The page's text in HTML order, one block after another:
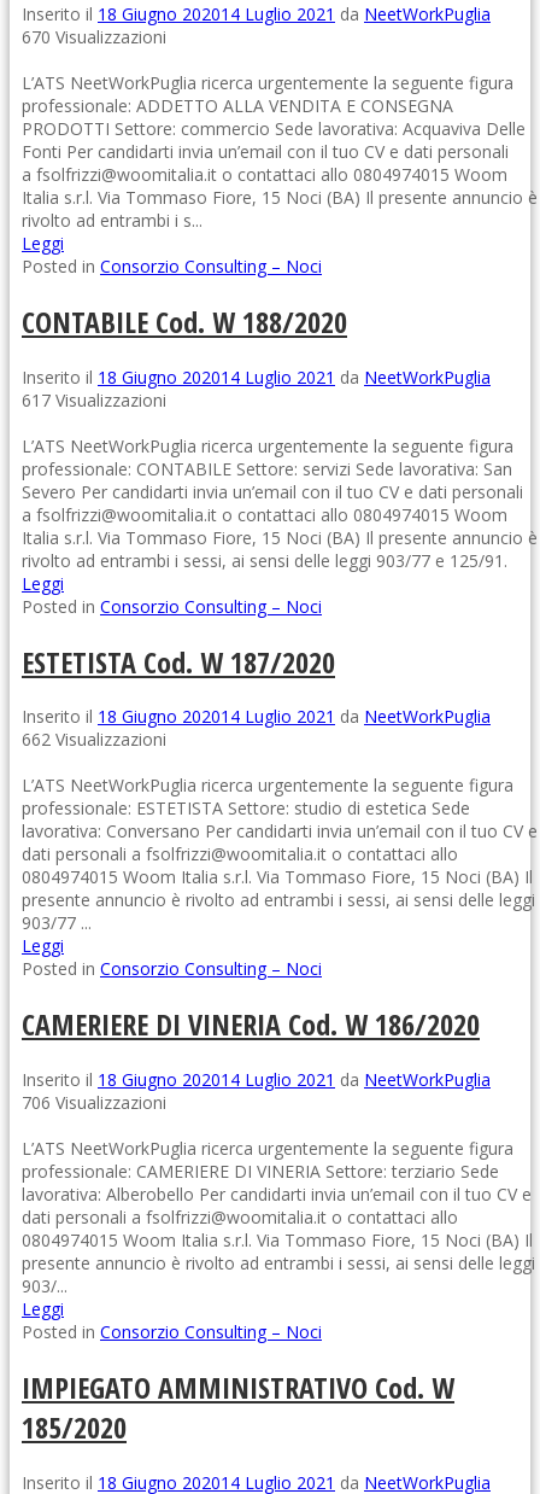
Inserito il 18 Giugno 202014 Luglio 2021 da NeetWorkPuglia
670 Visualizzazioni
L’ATS NeetWorkPuglia ricerca urgentemente la seguente figura
professionale: ADDETTO ALLA VENDITA E CONSEGNA
PRODOTTI Settore: commercio Sede lavorativa: Acquaviva Delle
Fonti Per candidarti invia un’email con il tuo CV e dati personali
a fsolfrizzi@woomitalia.it o contattaci allo 0804974015 Woom
Italia s.r.l. Via Tommaso Fiore, 15 Noci (BA) Il presente annuncio è
rivolto ad entrambi i s...
Leggi
Posted in Consorzio Consulting – Noci
CONTABILE Cod. W 188/2020
Inserito il 18 Giugno 202014 Luglio 2021 da NeetWorkPuglia
617 Visualizzazioni
L’ATS NeetWorkPuglia ricerca urgentemente la seguente figura
professionale: CONTABILE Settore: servizi Sede lavorativa: San
Severo Per candidarti invia un’email con il tuo CV e dati personali
a fsolfrizzi@woomitalia.it o contattaci allo 0804974015 Woom
Italia s.r.l. Via Tommaso Fiore, 15 Noci (BA) Il presente annuncio è
rivolto ad entrambi i sessi, ai sensi delle leggi 903/77 e 125/91.
Leggi
Posted in Consorzio Consulting – Noci
ESTETISTA Cod. W 187/2020
Inserito il 18 Giugno 202014 Luglio 2021 da NeetWorkPuglia
662 Visualizzazioni
L’ATS NeetWorkPuglia ricerca urgentemente la seguente figura
professionale: ESTETISTA Settore: studio di estetica Sede
lavorativa: Conversano Per candidarti invia un’email con il tuo CV e
dati personali a fsolfrizzi@woomitalia.it o contattaci allo
0804974015 Woom Italia s.r.l. Via Tommaso Fiore, 15 Noci (BA) Il
presente annuncio è rivolto ad entrambi i sessi, ai sensi delle leggi
903/77 ...
Leggi
Posted in Consorzio Consulting – Noci
CAMERIERE DI VINERIA Cod. W 186/2020
Inserito il 18 Giugno 202014 Luglio 2021 da NeetWorkPuglia
706 Visualizzazioni
L’ATS NeetWorkPuglia ricerca urgentemente la seguente figura
professionale: CAMERIERE DI VINERIA Settore: terziario Sede
lavorativa: Alberobello Per candidarti invia un’email con il tuo CV e
dati personali a fsolfrizzi@woomitalia.it o contattaci allo
0804974015 Woom Italia s.r.l. Via Tommaso Fiore, 15 Noci (BA) Il
presente annuncio è rivolto ad entrambi i sessi, ai sensi delle leggi
903/...
Leggi
Posted in Consorzio Consulting – Noci
IMPIEGATO AMMINISTRATIVO Cod. W
185/2020
Inserito il 18 Giugno 202014 Luglio 2021 da NeetWorkPuglia